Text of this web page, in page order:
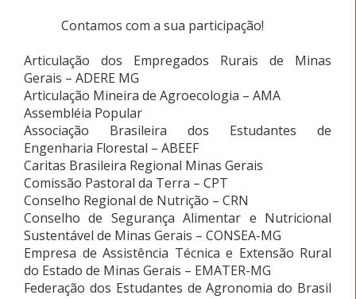
Contamos com a sua participação!
Articulação dos Empregados Rurais de Minas
Gerais – ADERE MG
Articulação Mineira de Agroecologia – AMA
Assembléia Popular
Associação Brasileira dos Estudantes de
Engenharia Florestal – ABEEF
Caritas Brasileira Regional Minas Gerais
Comissão Pastoral da Terra – CPT
Conselho Regional de Nutrição – CRN
Conselho de Segurança Alimentar e Nutricional
Sustentável de Minas Gerais – CONSEA-MG
Empresa de Assistência Técnica e Extensão Rural
do Estado de Minas Gerais – EMATER-MG
Federação dos Estudantes de Agronomia do Brasil